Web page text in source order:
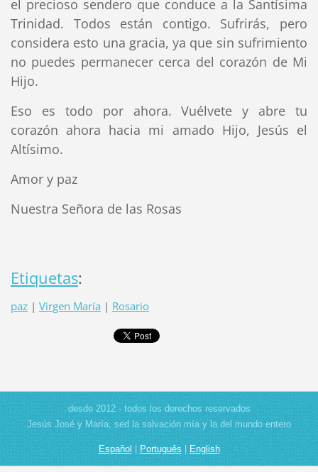
el precioso sendero que conduce a la Santísima
Trinidad. Todos están contigo. Sufrirás, pero
considera esto una gracia, ya que sin sufrimiento
no puedes permanecer cerca del corazón de Mi
Hijo.
Eso es todo por ahora. Vuélvete y abre tu
corazón ahora hacia mi amado Hijo, Jesús el
Altísimo.
Amor y paz
Nuestra Señora de las Rosas
Etiquetas:
paz | Virgen María | Rosario
desde 2012 - todos los derechos reservados
Jesús José y María, sed la salvación mía y la del mundo entero
Español|Português|English